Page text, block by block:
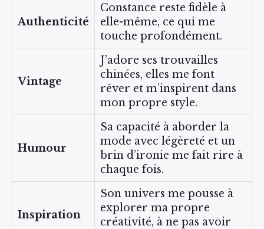
Authenticité
Constance reste fidèle à
elle-même, ce qui me
touche profondément.
Vintage
J’adore ses trouvailles
chinées, elles me font
rêver et m’inspirent dans
mon propre style.
Humour
Sa capacité à aborder la
mode avec légèreté et un
brin d’ironie me fait rire à
chaque fois.
Inspiration
Son univers me pousse à
explorer ma propre
créativité, à ne pas avoir